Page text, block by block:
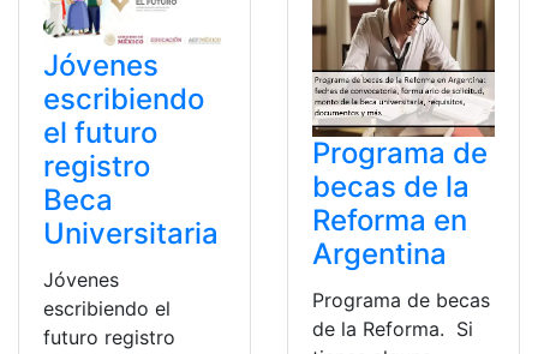
Jóvenes
escribiendo
el futuro
registro
Beca
Universitaria
Jóvenes
escribiendo el
futuro registro
Programa de
becas de la
Reforma en
Argentina
Programa de becas
de la Reforma. Si